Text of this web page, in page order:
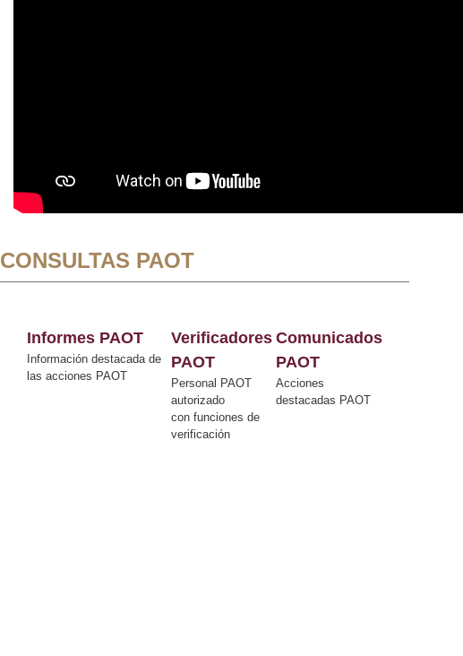
CONSULTAS PAOT
Informes PAOT
Información destacada de
las acciones PAOT
Verificadores
PAOT
Personal PAOT
autorizado
con funciones de
verificación
Comunicados
PAOT
Acciones
destacadas PAOT